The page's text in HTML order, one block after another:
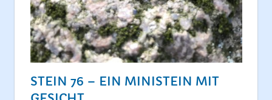
STEIN 76 – EIN MINISTEIN MIT